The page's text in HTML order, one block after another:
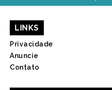
LINKS
Privacidade
Anuncie
Contato